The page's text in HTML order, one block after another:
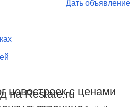
Дать объявление
на Restate.ru
новостроек с ценами